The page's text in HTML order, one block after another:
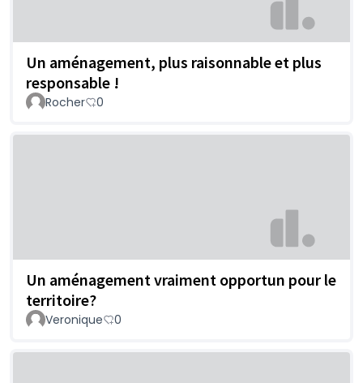
Un aménagement, plus raisonnable et plus
responsable !
Rocher 0
Un aménagement vraiment opportun pour le
territoire?
Veronique 0